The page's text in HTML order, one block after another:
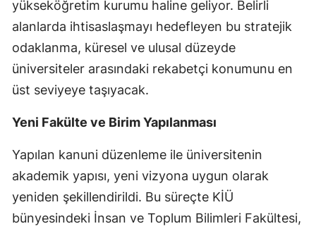
yükseköğretim kurumu haline geliyor. Belirli
alanlarda ihtisaslaşmayı hedefleyen bu stratejik
odaklanma, küresel ve ulusal düzeyde
üniversiteler arasındaki rekabetçi konumunu en
üst seviyeye taşıyacak.
Yeni Fakülte ve Birim Yapılanması
Yapılan kanuni düzenleme ile üniversitenin
akademik yapısı, yeni vizyona uygun olarak
yeniden şekillendirildi. Bu süreçte KİÜ
bünyesindeki İnsan ve Toplum Bilimleri Fakültesi,